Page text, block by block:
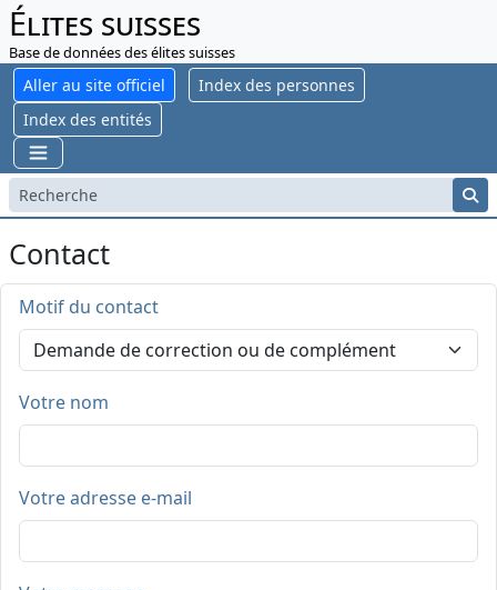
Élites suisses
Base de données des élites suisses
Aller au site officiel
Index des personnes
Index des entités
Contact
Motif du contact
Votre nom
Votre adresse e-mail